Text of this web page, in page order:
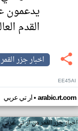
يدعمون
القدم
اخبار جزر القمر
EE45AI
ار تي عربي• arabic.rt.com
اخبار جزر القمر من ار تي عربي